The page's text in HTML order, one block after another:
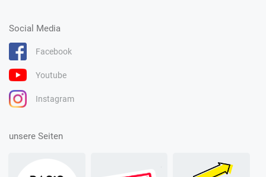
Social Media
Facebook
Youtube
Instagram
unsere Seiten